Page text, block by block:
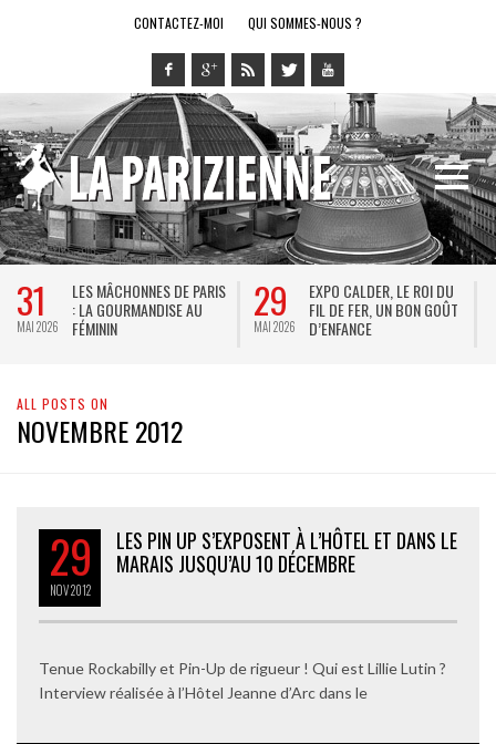
CONTACTEZ-MOI QUI SOMMES-NOUS ?
31
MAI 2026
LES MÂCHONNES DE PARIS
: LA GOURMANDISE AU
FÉMININ
29
MAI 2026
EXPO CALDER, LE ROI DU
FIL DE FER, UN BON GOÛT
D’ENFANCE
ALL POSTS ON
NOVEMBRE 2012
29
NOV2012
LES PIN UP S’EXPOSENT À L’HÔTEL ET DANS LE
MARAIS JUSQU’AU 10 DÉCEMBRE
Tenue Rockabilly et Pin-Up de rigueur ! Qui est Lillie Lutin ?
Interview réalisée à l’Hôtel Jeanne d’Arc dans le